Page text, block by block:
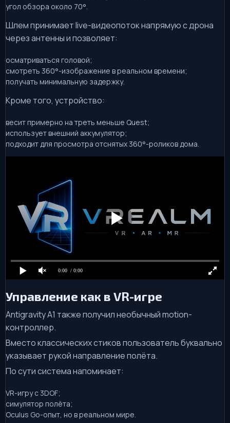
угол обзора около 70°.
Шлем принимает live-видеопоток напрямую с дрона
через антенны и позволяет:
осматриваться головой;
смотреть 360°-изображение в реальном времени;
получать минимальную задержку.
Кроме того, устройство:
весит примерно на треть меньше Quest;
использует внешний аккумулятор;
подходит для просмотра отснятых 360°-роликов дома.
0:00 / 0:00
Управление как в VR-игре
Antigravity A1 также получил необычный motion-
контроллер.
Вместо классических стиков пользователь буквально
указывает рукой направление полёта.
По сути система напоминает:
VR-игру с 3DOF;
симулятор полёта;
Oculus Go-опыт, но в реальном мире.